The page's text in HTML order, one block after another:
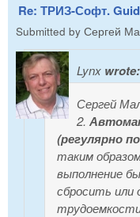
Re: ТРИЗ-Софт.
Submitted by Сергей
Lynx wrote:
Сергей
2.
(регулярно
таким
выполнение
сбросить или